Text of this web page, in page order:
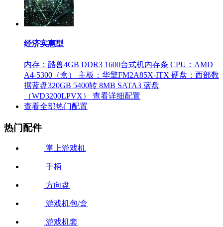
经济实惠型
内存：酷兽4GB DDR3 1600台式机内存条 CPU：AMD
A4-5300（盒）
主板：华擎FM2A85X-ITX 硬盘：西部数
据蓝盘320GB 5400转 8MB SATA3 蓝盘
（WD3200LPVX）
查看详细配置
查看全部热门配置
热门配件
掌上游戏机
手柄
方向盘
游戏机包/盒
游戏机套